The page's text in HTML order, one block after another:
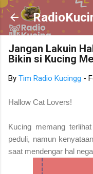
Jangan Lakuin
Bikin si Kucing
By Tim Radio Kucingg -
Hallow Cat Lovers!
Kucing memang
peduli, namun
saat mendengar hal